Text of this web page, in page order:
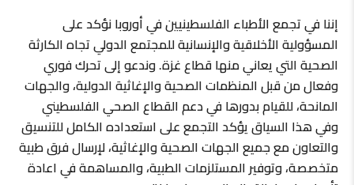
إننا في تجمع الأطباء الفلسطينيين في أوروبا نؤكد على
المسؤولية الأخلاقية والإنسانية للمجتمع الدولي تجاه الكارثة
الصحية التي يعاني منها قطاع غزة. وندعو إلى تحرك فوري
وفعال من قبل المنظمات الصحية والإغاثية الدولية، والجهات
المانحة، للقيام بدورها في دعم القطاع الصحي الفلسطيني
وفي هذا السياق يؤكد التجمع على استعداده الكامل للتنسيق
والتعاون مع جميع الجهات الصحية والإغاثية، لإرسال فرق طبية
متخصصة، وتوفير المستلزمات الطبية، والمساهمة في اعادة